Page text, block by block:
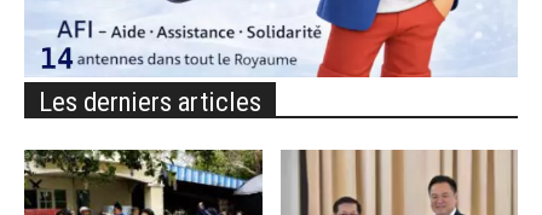
Les derniers articles